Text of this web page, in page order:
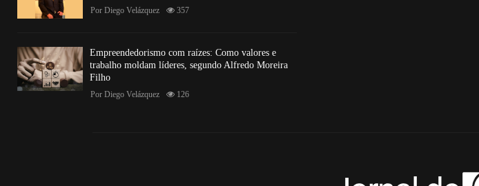
Por Diego Velázquez 357
Empreendedorismo com raízes: Como valores e
trabalho moldam líderes, segundo Alfredo Moreira
Filho
Por Diego Velázquez 126